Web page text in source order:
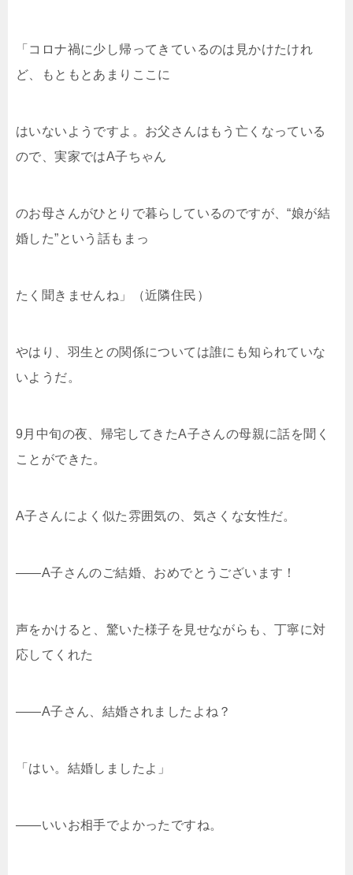
「コロナ禍に少し帰ってきているのは見かけたけれ
ど、もともとあまりここに
はいないようですよ。お父さんはもう亡くなっている
ので、実家ではA子ちゃん
のお母さんがひとりで暮らしているのですが、“娘が結
婚した”という話もまっ
たく聞きませんね」（近隣住民）
やはり、羽生との関係については誰にも知られていな
いようだ。
9月中旬の夜、帰宅してきたA子さんの母親に話を聞く
ことができた。
A子さんによく似た雰囲気の、気さくな女性だ。
――A子さんのご結婚、おめでとうございます！
声をかけると、驚いた様子を見せながらも、丁寧に対
応してくれた
――A子さん、結婚されましたよね？
「はい。結婚しましたよ」
――いいお相手でよかったですね。